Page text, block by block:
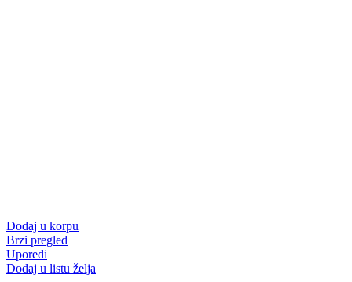
Dodaj u korpu
Brzi pregled
Uporedi
Dodaj u listu želja